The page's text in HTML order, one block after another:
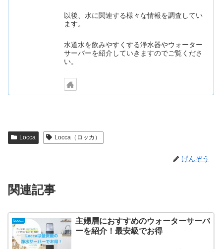
以後、水に関連する様々な情報を調査してい
ます。
水道水を飲みやすくする浄水器やウォーター
サーバーを紹介していきますのでご覧くださ
い。
Locca Locca（ロッカ）
げんぞう
関連記事
Locca
主婦層におすすめのウォーターサーバ
ーを紹介！最安級でお得